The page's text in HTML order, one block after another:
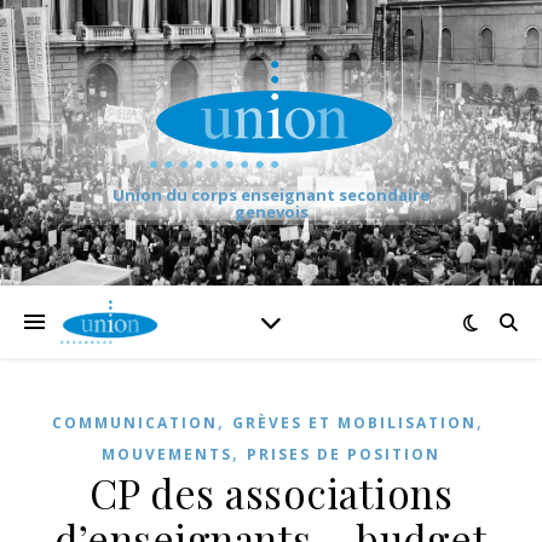
Union du corps enseignant secondaire
genevois
COMMUNICATION , GRÈVES ET MOBILISATION ,
MOUVEMENTS, PRISES DE POSITION
CP des associations